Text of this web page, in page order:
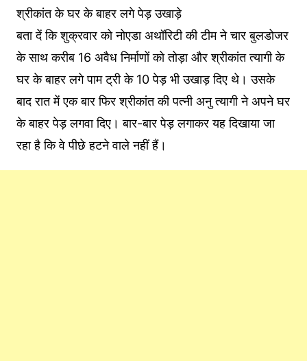
श्रीकांत के घर के बाहर लगे पेड़ उखाड़े
बता दें कि शुक्रवार को नोएडा अथॉरिटी की टीम ने चार बुलडोजर
के साथ करीब 16 अवैध निर्माणों को तोड़ा और श्रीकांत त्यागी के
घर के बाहर लगे पाम ट्री के 10 पेड़ भी उखाड़ दिए थे। उसके
बाद रात में एक बार फिर श्रीकांत की पत्नी अनु त्यागी ने अपने घर
के बाहर पेड़ लगवा दिए। बार-बार पेड़ लगाकर यह दिखाया जा
रहा है कि वे पीछे हटने वाले नहीं हैं।